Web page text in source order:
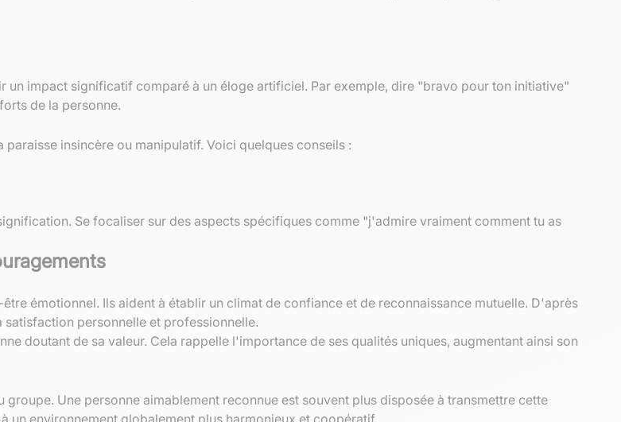
un impact significatif comparé à un éloge artificiel. Par exemple, dire "bravo pour ton initiative"
de la personne.
insincère ou manipulatif. Voici quelques conseils :
Se focaliser sur des aspects spécifiques comme "j'admire vraiment comment tu as
émotionnel. Ils aident à établir un climat de confiance et de reconnaissance mutuelle. D'après
personnelle et professionnelle.
doutant de sa valeur. Cela rappelle l'importance de ses qualités uniques, augmentant ainsi son
Une personne aimablement reconnue est souvent plus disposée à transmettre cette